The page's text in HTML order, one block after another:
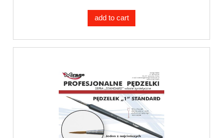
add to cart